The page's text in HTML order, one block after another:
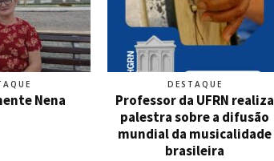
Nena
DESTAQUE
Professor da UFRN realiza
palestra sobre a difusão
mundial da musicalidade
brasileira